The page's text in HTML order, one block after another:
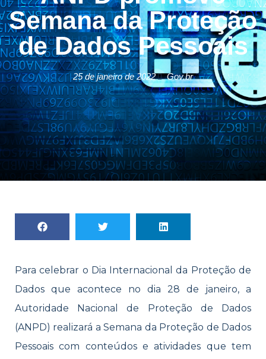
Semana da Proteção
de Dados Pessoais
25 de janeiro de 2022 Gov.br
Para celebrar o Dia Internacional da Proteção de
Dados que acontece no dia 28 de janeiro, a
Autoridade Nacional de Proteção de Dados
(ANPD) realizará a Semana da Proteção de Dados
Pessoais com conteúdos e atividades que tem